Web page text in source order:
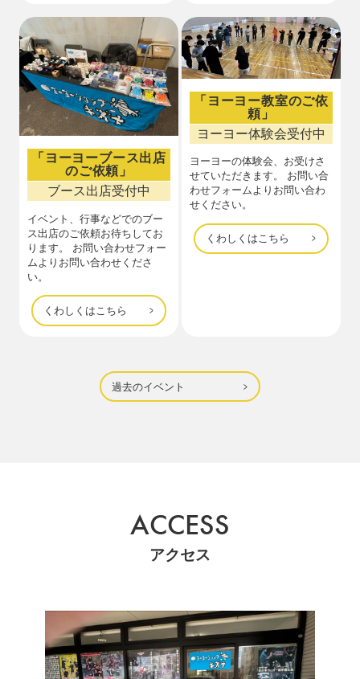
「ヨーヨーブース出店
のご依頼」
ブース出店受付中
イベント、行事などでのブー
ス出店のご依頼お待ちしてお
ります。 お問い合わせフォー
ムよりお問い合わせくださ
い。
くわしくはこちら
「ヨーヨー教室のご依
頼」
ヨーヨー体験会受付中
ヨーヨーの体験会、お受けさ
せていただきます。 お問い合
わせフォームよりお問い合わ
せください。
くわしくはこちら
過去のイベント
ACCESS
アクセス